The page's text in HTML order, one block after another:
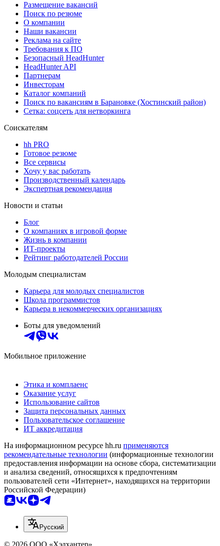
Размещение вакансий
Поиск по резюме
О компании
Наши вакансии
Реклама на сайте
Требования к ПО
Безопасный HeadHunter
HeadHunter API
Партнерам
Инвесторам
Каталог компаний
Поиск по вакансиям в Барановке (Хостинский район)
Сетка: соцсеть для нетворкинга
Соискателям
hh PRO
Готовое резюме
Все сервисы
Хочу у вас работать
Производственный календарь
Экспертная рекомендация
Новости и статьи
Блог
О компаниях в игровой форме
Жизнь в компании
ИТ-проекты
Рейтинг работодателей России
Молодым специалистам
Карьера для молодых специалистов
Школа программистов
Карьера в некоммерческих организациях
Боты для уведомлений
Мобильное приложение
Этика и комплаенс
Оказание услуг
Использование сайтов
Защита персональных данных
Пользовательское соглашение
ИТ аккредитация
На информационном ресурсе hh.ru применяются
рекомендательные технологии (информационные технологии
предоставления информации на основе сбора, систематизации
и анализа сведений, относящихся к предпочтениям
пользователей сети «Интернет», находящихся на территории
Российской Федерации)
Русский